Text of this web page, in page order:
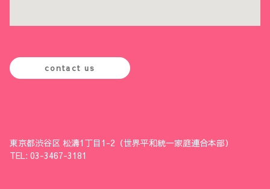
contact us
東京都渋谷区 松濤1丁目1-2（世界平和統一家庭連合本部）
TEL: 03-3467-3181